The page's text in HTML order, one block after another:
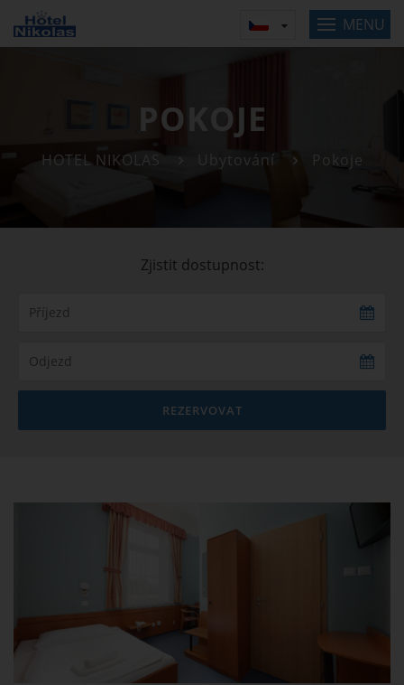
MENU
POKOJE
HOTEL NIKOLAS Ubytování Pokoje
Zjistit dostupnost:
REZERVOVAT